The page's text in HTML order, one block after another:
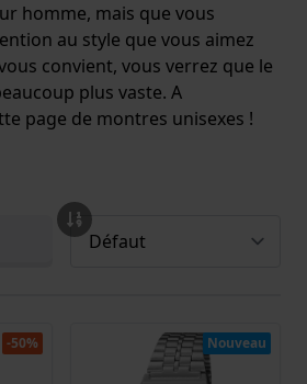
homme, mais que vous
au style que vous aimez
convient, vous verrez que le
plus vaste. A
page de montres unisexes !
-50% Nouveau